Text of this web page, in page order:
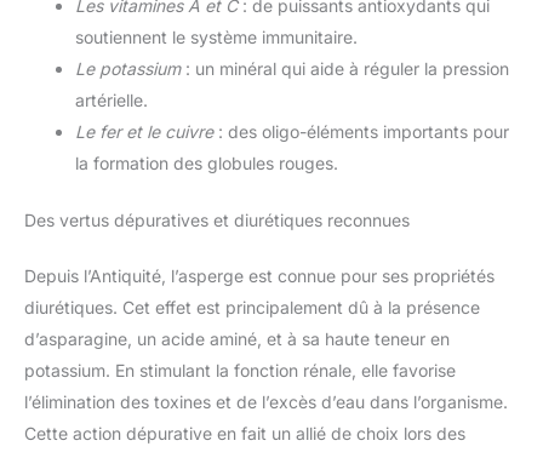
Les vitamines A et C: de puissants antioxydants qui
soutiennent le système immunitaire.
Le potassium: un minéral qui aide à réguler la pression
artérielle.
Le fer et le cuivre: des oligo-éléments importants pour
la formation des globules rouges.
Des vertus dépuratives et diurétiques reconnues
Depuis l’Antiquité, l’asperge est connue pour ses propriétés
diurétiques. Cet effet est principalement dû à la présence
d’asparagine, un acide aminé, et à sa haute teneur en
potassium. En stimulant la fonction rénale, elle favorise
l’élimination des toxines et de l’excès d’eau dans l’organisme.
Cette action dépurative en fait un allié de choix lors des